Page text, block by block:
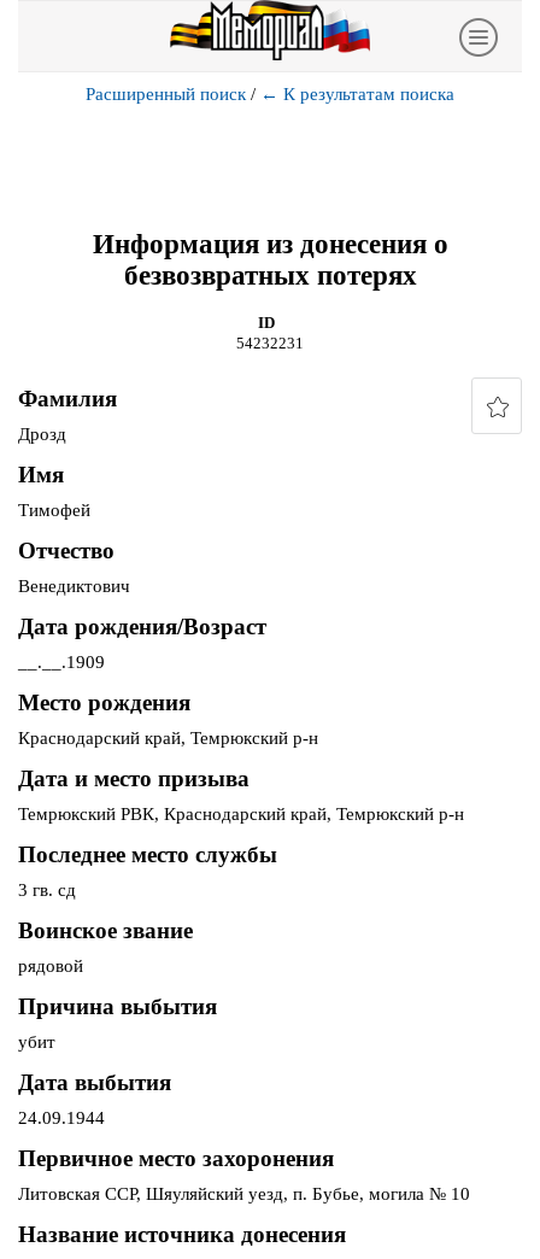
Расширенный поиск / ← К результатам поиска
Информация из донесения о
безвозвратных потерях
ID
54232231
Фамилия
Дрозд
Имя
Тимофей
Отчество
Венедиктович
Дата рождения/Возраст
__.__.1909
Место рождения
Краснодарский край, Темрюкский р-н
Дата и место призыва
Темрюкский РВК, Краснодарский край, Темрюкский р-н
Последнее место службы
3 гв. сд
Воинское звание
рядовой
Причина выбытия
убит
Дата выбытия
24.09.1944
Первичное место захоронения
Литовская ССР, Шяуляйский уезд, п. Бубье, могила № 10
Название источника донесения